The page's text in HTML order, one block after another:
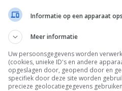
net onder staan) met de
een bakblik met bakpapier.
de venkel er nog aan. Zo
Informatie op een apparaat
Meer informatie
Uw persoonsgegevens worden
(cookies, unieke ID's en andere
opgeslagen door, geopend door en
specifiek door deze site worden
precieze geolocatiegegevens